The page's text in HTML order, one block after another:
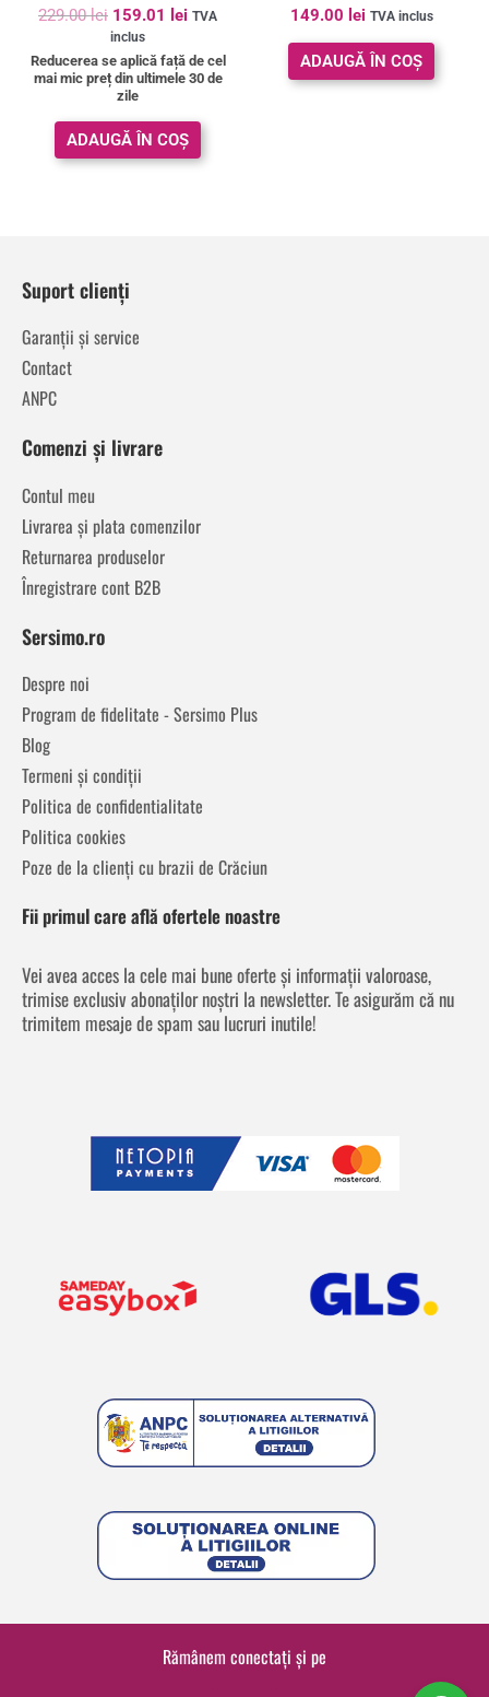
Evaluat la
4.84
din 5
229.00lei 159.01 lei TVA
inclus
Reducerea se aplică față de cel
mai mic preț din ultimele 30 de
zile
ADAUGĂ ÎN COȘ
Evaluat la
4.80
din 5
149.00 lei TVA inclus
ADAUGĂ ÎN COȘ
Suport clienți
Garanții și service
Contact
ANPC
Comenzi și livrare
Contul meu
Livrarea și plata comenzilor
Returnarea produselor
Înregistrare cont B2B
Sersimo.ro
Despre noi
Program de fidelitate - Sersimo Plus
Blog
Termeni și condiții
Politica de confidentialitate
Politica cookies
Poze de la clienți cu brazii de Crăciun
Fii primul care află ofertele noastre
Vei avea acces la cele mai bune oferte și informații valoroase,
trimise exclusiv abonaților noștri la newsletter. Te asigurăm că nu
trimitem mesaje de spam sau lucruri inutile!
Rămânem conectați și pe